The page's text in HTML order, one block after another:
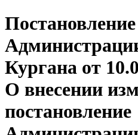
Постановление
Кургана от
О внесении
постановление